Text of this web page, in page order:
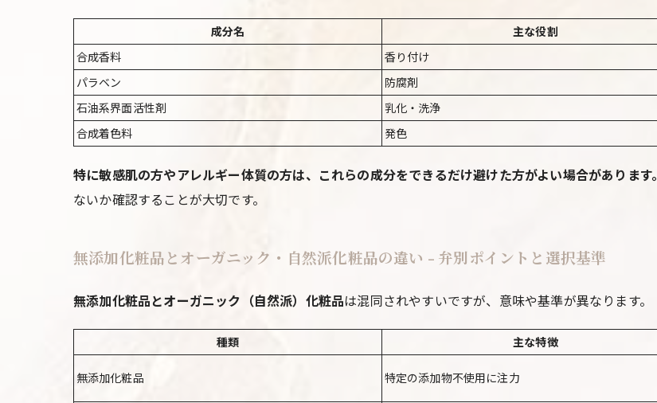
成分名 主な役割
合成香料
香り付け
パラベン
防腐剤
石油系界面活性剤
乳化・洗浄
合成着色料
発色
特に敏感肌の方やアレルギー体質の方は、これらの成分をできるだけ避けた方がよい場合があります。
ないか確認することが大切です。
無添加化粧品とオーガニック・自然派化粧品の違い - 弁別ポイントと選択基準
無添加化粧品とオーガニック（自然派）化粧品は混同されやすいですが、意味や基準が異なります。
種類 主な特徴
無添加化粧品 特定の添加物不使用に注力